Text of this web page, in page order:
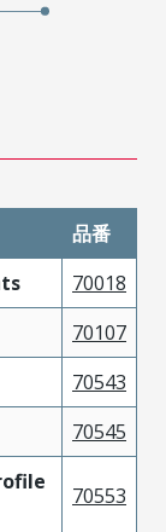
品番
70018
70107
70543
70545
70553